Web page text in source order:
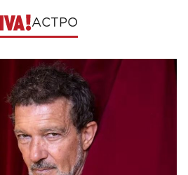
АСТРО